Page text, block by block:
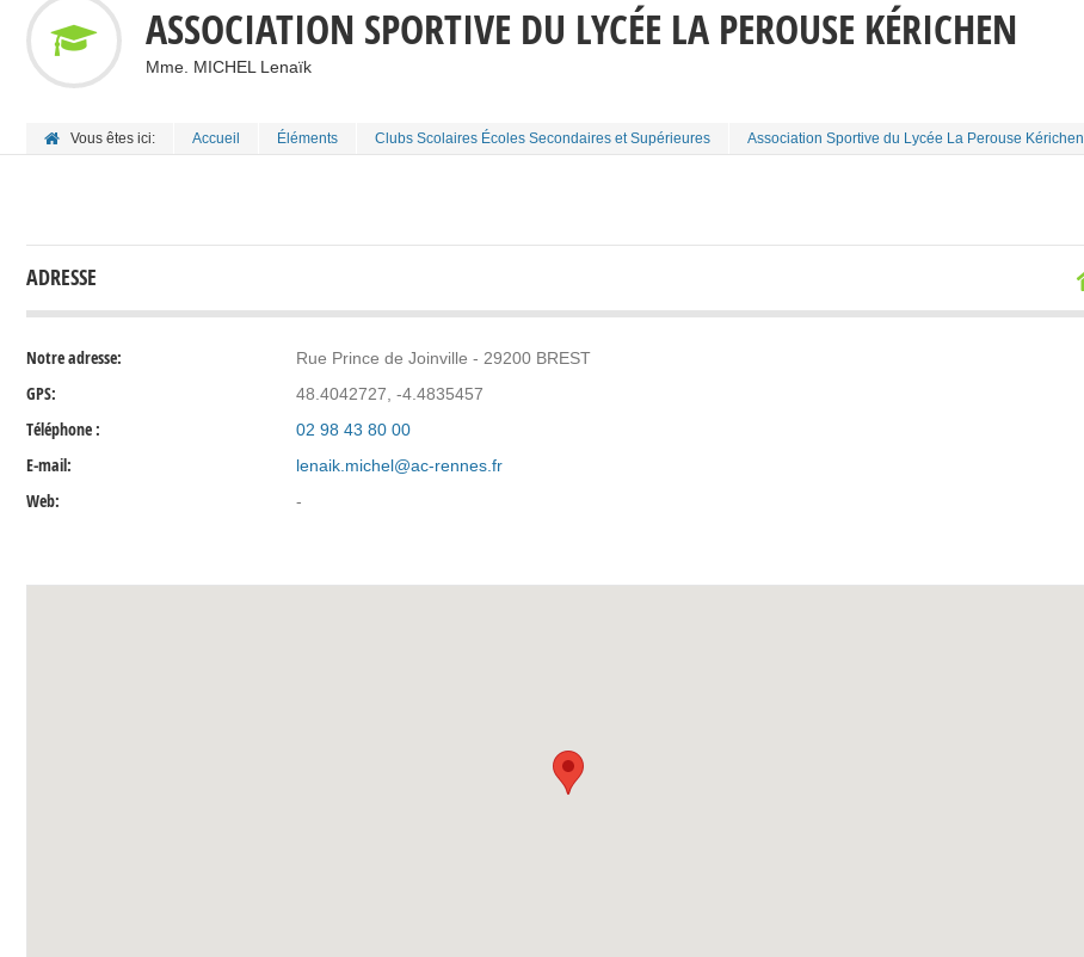
ASSOCIATION SPORTIVE DU LYCÉE LA PEROUSE KÉRICHEN
Mme. MICHEL Lenaïk
Vous êtes ici: Accueil Éléments Clubs Scolaires Écoles Secondaires et Supérieures Association Sportive du Lycée La Perouse Kérichen
ADRESSE
Notre adresse: Rue Prince de Joinville - 29200 BREST
GPS: 48.4042727, -4.4835457
Téléphone : 02 98 43 80 00
E-mail: lenaik.michel@ac-rennes.fr
Web: -